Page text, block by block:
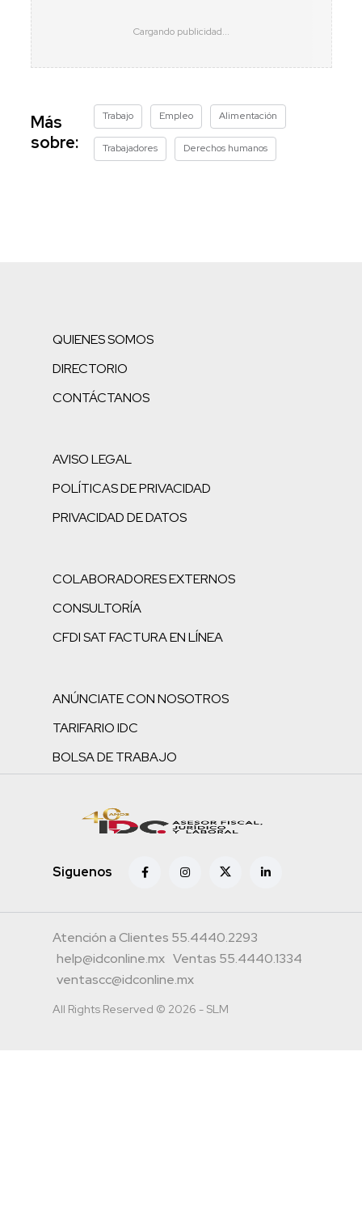
Más
sobre:
Trabajo Empleo Alimentación
Trabajadores Derechos humanos
QUIENES SOMOS
DIRECTORIO
CONTÁCTANOS
AVISO LEGAL
POLÍTICAS DE PRIVACIDAD
PRIVACIDAD DE DATOS
COLABORADORES EXTERNOS
CONSULTORÍA
CFDI SAT FACTURA EN LÍNEA
ANÚNCIATE CON NOSOTROS
TARIFARIO IDC
BOLSA DE TRABAJO
Siguenos
Atención a Clientes 55.4440.2293
help@idconline.mx Ventas 55.4440.1334
ventascc@idconline.mx
All Rights Reserved © 2026 - SLM